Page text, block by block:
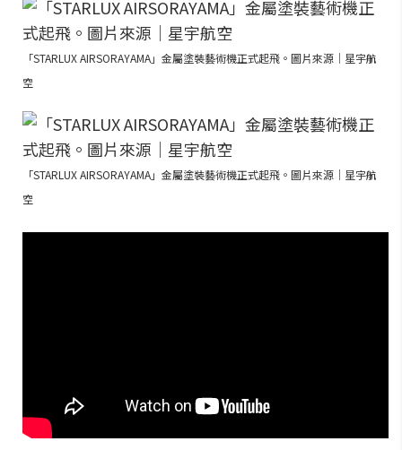
「STARLUX AIRSORAYAMA」金屬塗裝藝術機正式起飛。圖片來源｜星宇航
空
「STARLUX AIRSORAYAMA」金屬塗裝藝術機正式起飛。圖片來源｜星宇航
空